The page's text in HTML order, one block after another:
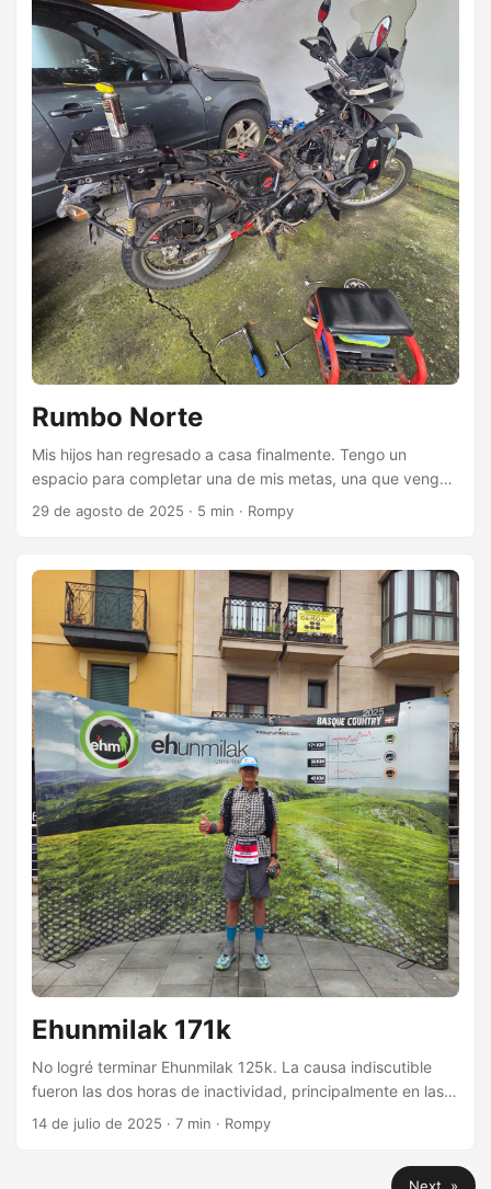
regreso a casa. ...
Rumbo Norte
Mis hijos han regresado a casa finalmente. Tengo un
espacio para completar una de mis metas, una que vengo
planeando desde hace mucho tiempo: un viaje al Norte en
Fuego. Ya tengo casi todo listo, me faltaba poner a punto la
moto para poder partir y hacer mi vuelta larga. Acabo de
hacer los trabajos necesarios para alistar mi motor para el
viaje. ...
29 de agosto de 2025 · 5 min · Rompy
Ehunmilak 171k
No logré terminar Ehunmilak 125k. La causa indiscutible
fueron las dos horas de inactividad, principalmente en las
estaciones grandes. Ehunmilak es una prueba dura y no se
la distancia a 125k y corrí despreocupado por los cortes.
14 de julio de 2025 · 7 min · Rompy
Next »